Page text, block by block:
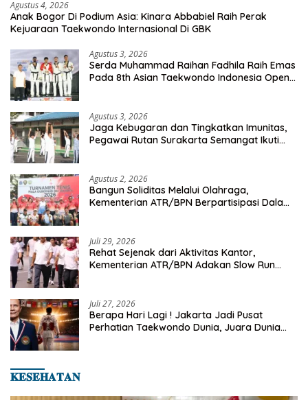
Agustus 4, 2026
Anak Bogor Di Podium Asia: Kinara Abbabiel Raih Perak
Kejuaraan Taekwondo Internasional Di GBK
Agustus 3, 2026
Serda Muhammad Raihan Fadhila Raih Emas
Pada 8th Asian Taekwondo Indonesia Open
Agustus 3, 2026
Jaga Kebugaran dan Tingkatkan Imunitas,
Pegawai Rutan Surakarta Semangat Ikuti
Agustus 2, 2026
Bangun Soliditas Melalui Olahraga,
Kementerian ATR/BPN Berpartisipasi Dalam
Juli 29, 2026
Rehat Sejenak dari Aktivitas Kantor,
Kementerian ATR/BPN Adakan Slow Run
Juli 27, 2026
Berapa Hari Lagi ! Jakarta Jadi Pusat
Perhatian Taekwondo Dunia, Juara Dunia
𝐊𝐄𝐒𝐄𝐇𝐀𝐓𝐀𝐍